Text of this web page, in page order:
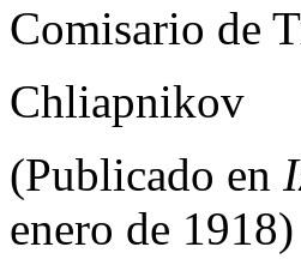
Comisario de
Chliapnikov
(Publicado en
enero de 1918)